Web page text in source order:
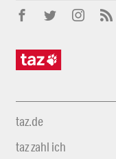
taz.de
taz zahl ich